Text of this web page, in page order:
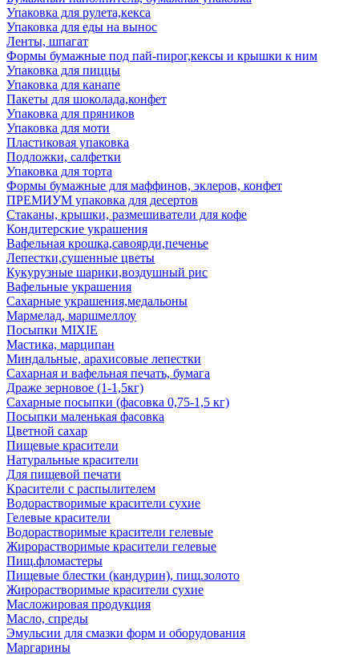
Упаковка для рулета,кекса
Упаковка для еды на вынос
Ленты, шпагат
Формы бумажные под пай-пирог,кексы и крышки к ним
Упаковка для пиццы
Упаковка для канапе
Пакеты для шоколада,конфет
Упаковка для пряников
Упаковка для моти
Пластиковая упаковка
Подложки, салфетки
Упаковка для торта
Формы бумажные для маффинов, эклеров, конфет
ПРЕМИУМ упаковка для десертов
Стаканы, крышки, размешиватели для кофе
Кондитерские украшения
Вафельная крошка,савоярди,печенье
Лепестки,сушенные цветы
Кукурузные шарики,воздушный рис
Вафельные украшения
Сахарные украшения,медальоны
Мармелад, маршмеллоу
Посыпки MIXIE
Мастика, марципан
Миндальные, арахисовые лепестки
Сахарная и вафельная печать, бумага
Драже зерновое (1-1,5кг)
Сахарные посыпки (фасовка 0,75-1,5 кг)
Посыпки маленькая фасовка
Цветной сахар
Пищевые красители
Натуральные красители
Для пищевой печати
Красители с распылителем
Водорастворимые красители сухие
Гелевые красители
Водорастворимые красители гелевые
Жирорастворимые красители гелевые
Пищ.фломастеры
Пищевые блестки (кандурин), пищ.золото
Жирорастворимые красители сухие
Масложировая продукция
Масло, спреды
Эмульсии для смазки форм и оборудования
Маргарины